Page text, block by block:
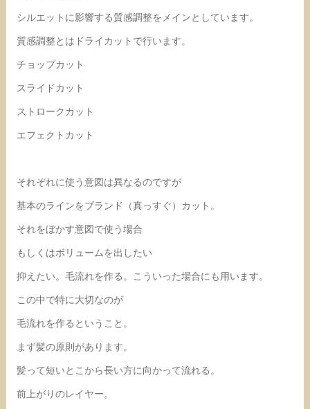
シルエットに影響する質感調整をメインとしています。
質感調整とはドライカットで行います。
チョップカット
スライドカット
ストロークカット
エフェクトカット
それぞれに使う意図は異なるのですが
基本のラインをブランド（真っすぐ）カット。
それをぼかす意図で使う場合
もしくはボリュームを出したい
抑えたい。毛流れを作る。こういった場合にも用います。
この中で特に大切なのが
毛流れを作るということ。
まず髪の原則があります。
髪って短いとこから長い方に向かって流れる。
前上がりのレイヤー。